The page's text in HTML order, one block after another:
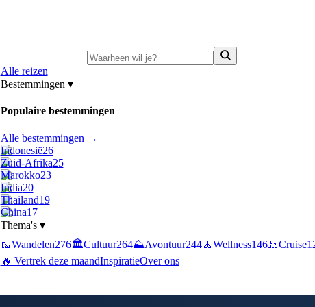
Alle reizen
Bestemmingen ▾
Populaire bestemmingen
Alle bestemmingen →
Indonesië26
Zuid-Afrika25
Marokko23
India20
Thailand19
China17
Thema's ▾
🥾Wandelen276🏛️Cultuur264⛰️Avontuur244🧘Wellness146🚢 Cruise
🔥 Vertrek deze maandInspiratieOver ons